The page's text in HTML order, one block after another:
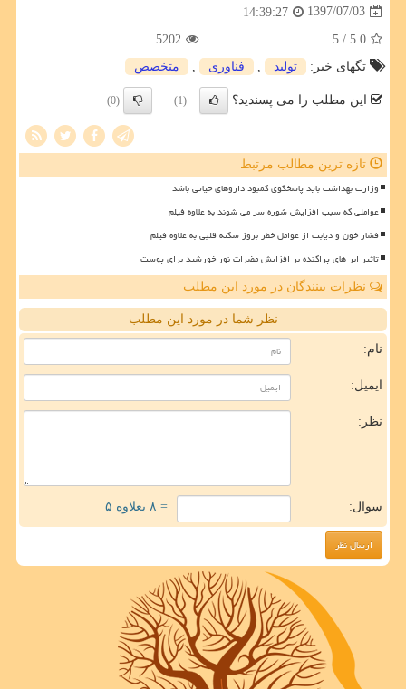
1397/07/03
14:39:27
5.0
/ 5
5202
تگهای خبر:
تولید فناوری متخصص
این مطلب را می پسندید؟ (1)
(0)
تازه ترین مطالب مرتبط
وزارت بهداشت باید پاسخگوی کمبود داروهای حیاتی باشد
عواملی که سبب افزایش شوره سر می شوند به علاوه فیلم
فشار خون و دیابت از عوامل خطر بروز سکته قلبی به علاوه فیلم
تاثیر ابر های پراکنده بر افزایش مضرات نور خورشید برای پوست
نظرات بینندگان در مورد این مطلب
نظر شما در مورد این مطلب
نام:
ایمیل:
نظر:
سوال: = ۸ بعلاوه ۵